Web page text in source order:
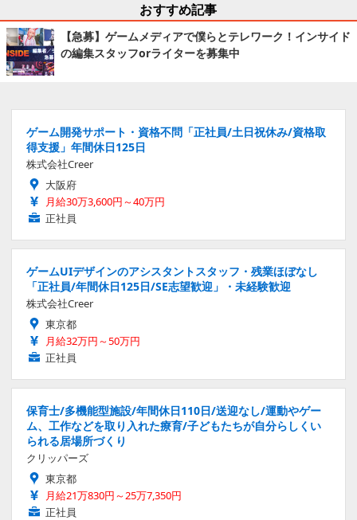
おすすめ記事
【急募】ゲームメディアで僕らとテレワーク！インサイド
の編集スタッフorライターを募集中
ゲーム開発サポート・資格不問「正社員/土日祝休み/資格取
得支援」年間休日125日
株式会社Creer
大阪府
月給30万3,600円～40万円
正社員
ゲームUIデザインのアシスタントスタッフ・残業ほぼなし
「正社員/年間休日125日/SE志望歓迎」・未経験歓迎
株式会社Creer
東京都
月給32万円～50万円
正社員
保育士/多機能型施設/年間休日110日/送迎なし/運動やゲー
ム、工作などを取り入れた療育/子どもたちが自分らしくい
られる居場所づくり
クリッパーズ
東京都
月給21万830円～25万7,350円
正社員